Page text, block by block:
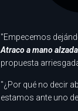
"Empecemos
Atraco a mano alzada
propuesta
"¿Por qué no decir
estamos ante uno